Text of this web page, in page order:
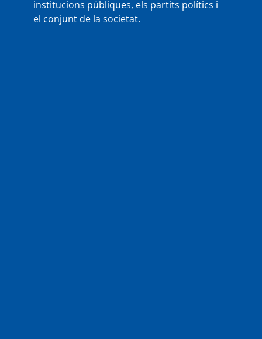
institucions públiques, els partits polítics i
el conjunt de la societat.